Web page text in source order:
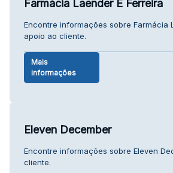
Farmácia Laender E Ferreira
Encontre informações sobre Farmácia
apoio ao cliente.
Mais
informações
Eleven December
Encontre informações sobre Eleven
cliente.